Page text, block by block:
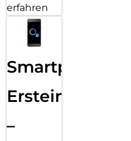
erfahren
Smartphone
Ersteinrichtung
–